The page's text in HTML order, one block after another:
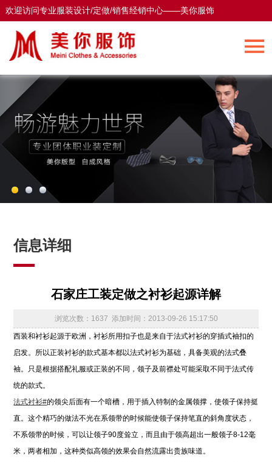
欢迎访问专业服装设计/定做/销售经销中心——美你服饰
欢迎访问专业服装设计/定做/销售经销中心——美你服饰
信息详细
石家庄工装定做之衬衫起源详解
浏览次数：1637 添加时间：2013-09-26 15:17:50
西装和衬衫起源于欧洲，衬衫所用扣子也是来自于法式衬衫的穿插式袖扣的
启发。所以正装衬衫的款式基本都以法式衬衫为基础，具备美观的法式叠
袖。只是根据搭配礼服或正装的不同，领子及前襟处可能采取不同于法式传
统的款式。
法式衬衫#的领尖后面有一个暗槽，用于插入特制的金属领撑，使领子保持挺
直。这个精巧的做法不光在系领带的时候能使领子保持笔直的斜角度状态，
不系领带的时候，可以让领子90度耸立，而且由于领高超出一般领子8-12毫
米，两者相加，这种类似高领的效果会自然流露出贵族味道。